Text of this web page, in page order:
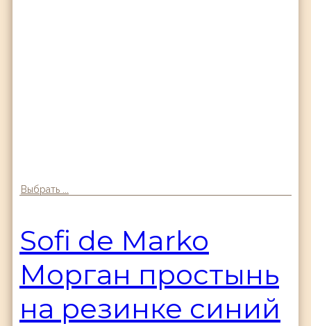
Выбрать ...
Sofi de Marko
Морган простынь
на резинке синий